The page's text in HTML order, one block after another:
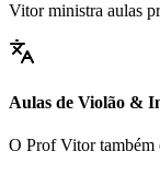
Vitor ministra aulas
Aulas de Violão &
O Prof Vitor também